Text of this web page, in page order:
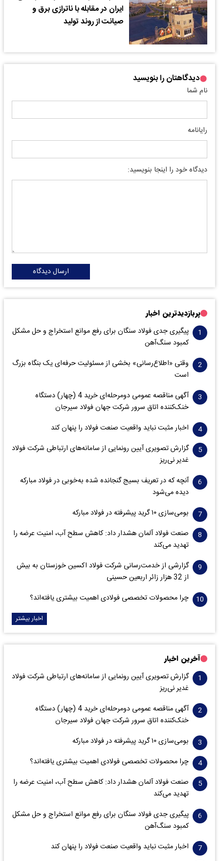
ایران در مقابله با ناترازی برق و
صیانت از روند تولید
دیدگاهتان را بنویسید
نام شما
رایانامه
دیدگاه خود را اینجا بنویسید:
ارسال دیدگاه
پربازدیدترین اخبار
پیگیری جدی فولاد سنگان برای رفع موانع استخراج و حل مشکل
کمبود سنگ‌آهن
وقتی «اطلاع‌رسانی» بخشی از مسئولیت حرفه‌ای یک بنگاه بزرگ
است
آگهی مناقصه عمومی دومرحله‌ای خرید 4 (چهار) دستگاه
خنک‌کننده اتاق سرور شرکت جهان فولاد سیرجان
اخبار مثبت نباید واقعیت صنعت فولاد را پنهان کند
گزارش تصویری آیین رونمایی از سامانه‌های ارتباطی شرکت فولاد
غدیر نی‌ریز
آنچه که در تعریف بسیج گنجانده شده به‌خوبی در فولاد مبارکه
دیده می‌شود
بومی‌سازی ۱۰ گرید پیشرفته در فولاد مبارکه
صنعت فولاد آلمان هشدار داد: کاهش سطح آب، امنیت عرضه را
تهدید می‌کند
گزارشی از خدمت‌رسانی شرکت فولاد اکسین خوزستان به بیش
از 32 هزار زائر اربعین حسینی
چرا محصولات تخصصی فولادی اهمیت بیشتری یافته‌اند؟
اخبار بیشتر
آخرین اخبار
گزارش تصویری آیین رونمایی از سامانه‌های ارتباطی شرکت فولاد
غدیر نی‌ریز
آگهی مناقصه عمومی دومرحله‌ای خرید 4 (چهار) دستگاه
خنک‌کننده اتاق سرور شرکت جهان فولاد سیرجان
بومی‌سازی ۱۰ گرید پیشرفته در فولاد مبارکه
چرا محصولات تخصصی فولادی اهمیت بیشتری یافته‌اند؟
صنعت فولاد آلمان هشدار داد: کاهش سطح آب، امنیت عرضه را
تهدید می‌کند
پیگیری جدی فولاد سنگان برای رفع موانع استخراج و حل مشکل
کمبود سنگ‌آهن
اخبار مثبت نباید واقعیت صنعت فولاد را پنهان کند